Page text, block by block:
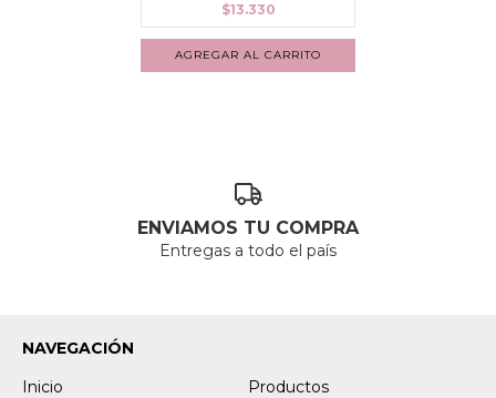
$13.330
ENVIAMOS TU COMPRA
Entregas a todo el país
NAVEGACIÓN
Inicio
Productos